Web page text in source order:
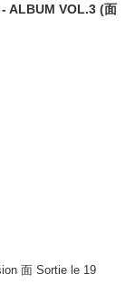
ALBUM VOL.3 (面
面 Sortie le 19